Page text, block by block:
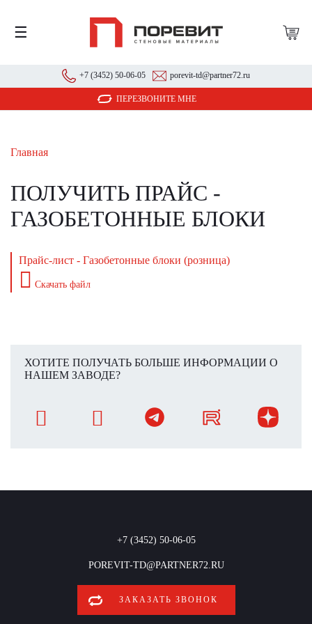
☰
+7 (3452) 50-06-05 porevit-td@partner72.ru
ПЕРЕЗВОНИТЕ МНЕ
Главная
ПОЛУЧИТЬ ПРАЙС -
ГАЗОБЕТОННЫЕ БЛОКИ
Прайс-лист - Газобетонные блоки (розница)
Скачать файл
ХОТИТЕ ПОЛУЧАТЬ БОЛЬШЕ ИНФОРМАЦИИ О
НАШЕМ ЗАВОДЕ?
+7 (3452) 50-06-05
POREVIT-TD@PARTNER72.RU
ЗАКАЗАТЬ ЗВОНОК